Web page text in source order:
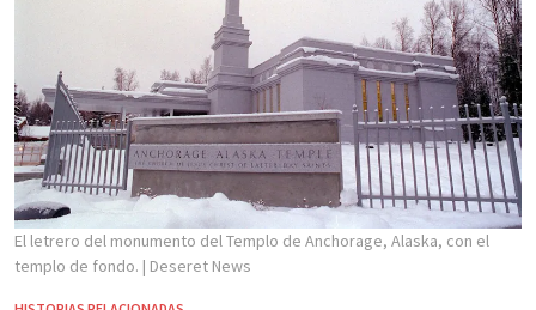
El letrero del monumento del Templo de Anchorage, Alaska, con el
templo de fondo. | Deseret News